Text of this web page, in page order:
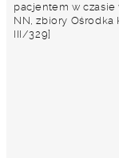
pacjentem w czasie
NN, zbiory Ośrodka
III/329]